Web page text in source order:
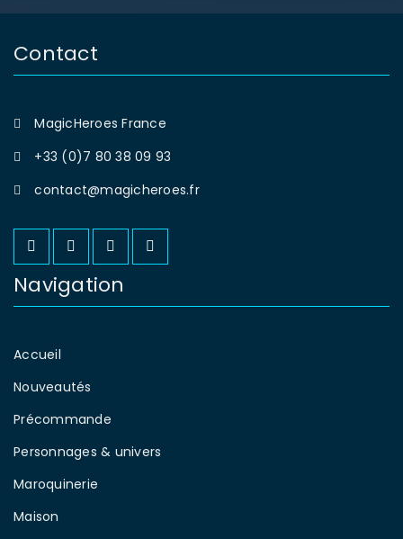
Contact
MagicHeroes France
+33 (0)7 80 38 09 93
contact@magicheroes.fr
Navigation
Accueil
Nouveautés
Précommande
Personnages & univers
Maroquinerie
Maison